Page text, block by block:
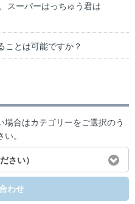
スーパーはっちゅう君は
ことは可能ですか？
場合はカテゴリーをご選択のう
。
さい）
わせ